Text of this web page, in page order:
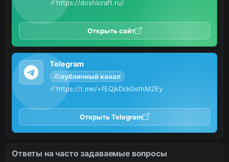
https://doshicraft.ru/
Открыть сайт
Telegram
публичный канал
https://t.me/+fEQjkDck0sthM2Ey
Открыть Telegram
Ответы на часто задаваемые вопросы